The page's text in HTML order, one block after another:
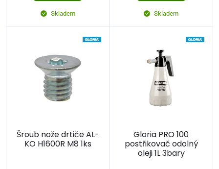
Skladem Skladem
Šroub nože drtiče AL-
KO H1600R M8 1ks
Gloria PRO 100
postřikovač odolný
oleji 1L 3bary